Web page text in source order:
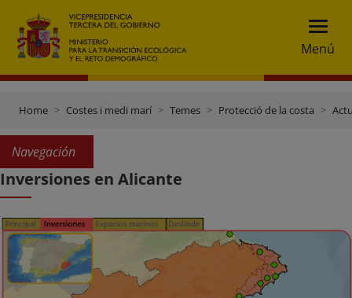
Menú
Home Costes i medi marí Temes Protecció de la costa
Navegación
Inversiones en Alicante